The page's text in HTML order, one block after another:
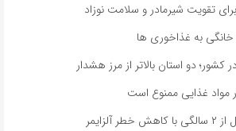
تقویت شیرمادر و سلامت نوزاد
به غذاخوری ها
کشور؛ دو استان بالاتر از مرز هشدار
مواد غذایی ممنوع است